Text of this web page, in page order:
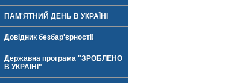
ПАМ'ЯТНИЙ ДЕНЬ В УКРАЇНІ
Довідник безбар'єрності!
Державна програма "ЗРОБЛЕНО
В УКРАЇНІ"